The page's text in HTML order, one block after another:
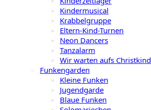
Kindermusical
Krabbelgruppe
Eltern-Kind-Turnen
Neon Dancers
Tanzalarm
Wir warten aufs Christkind
Funkengarden
Kleine Funken
Jugendgarde
Blaue Funken